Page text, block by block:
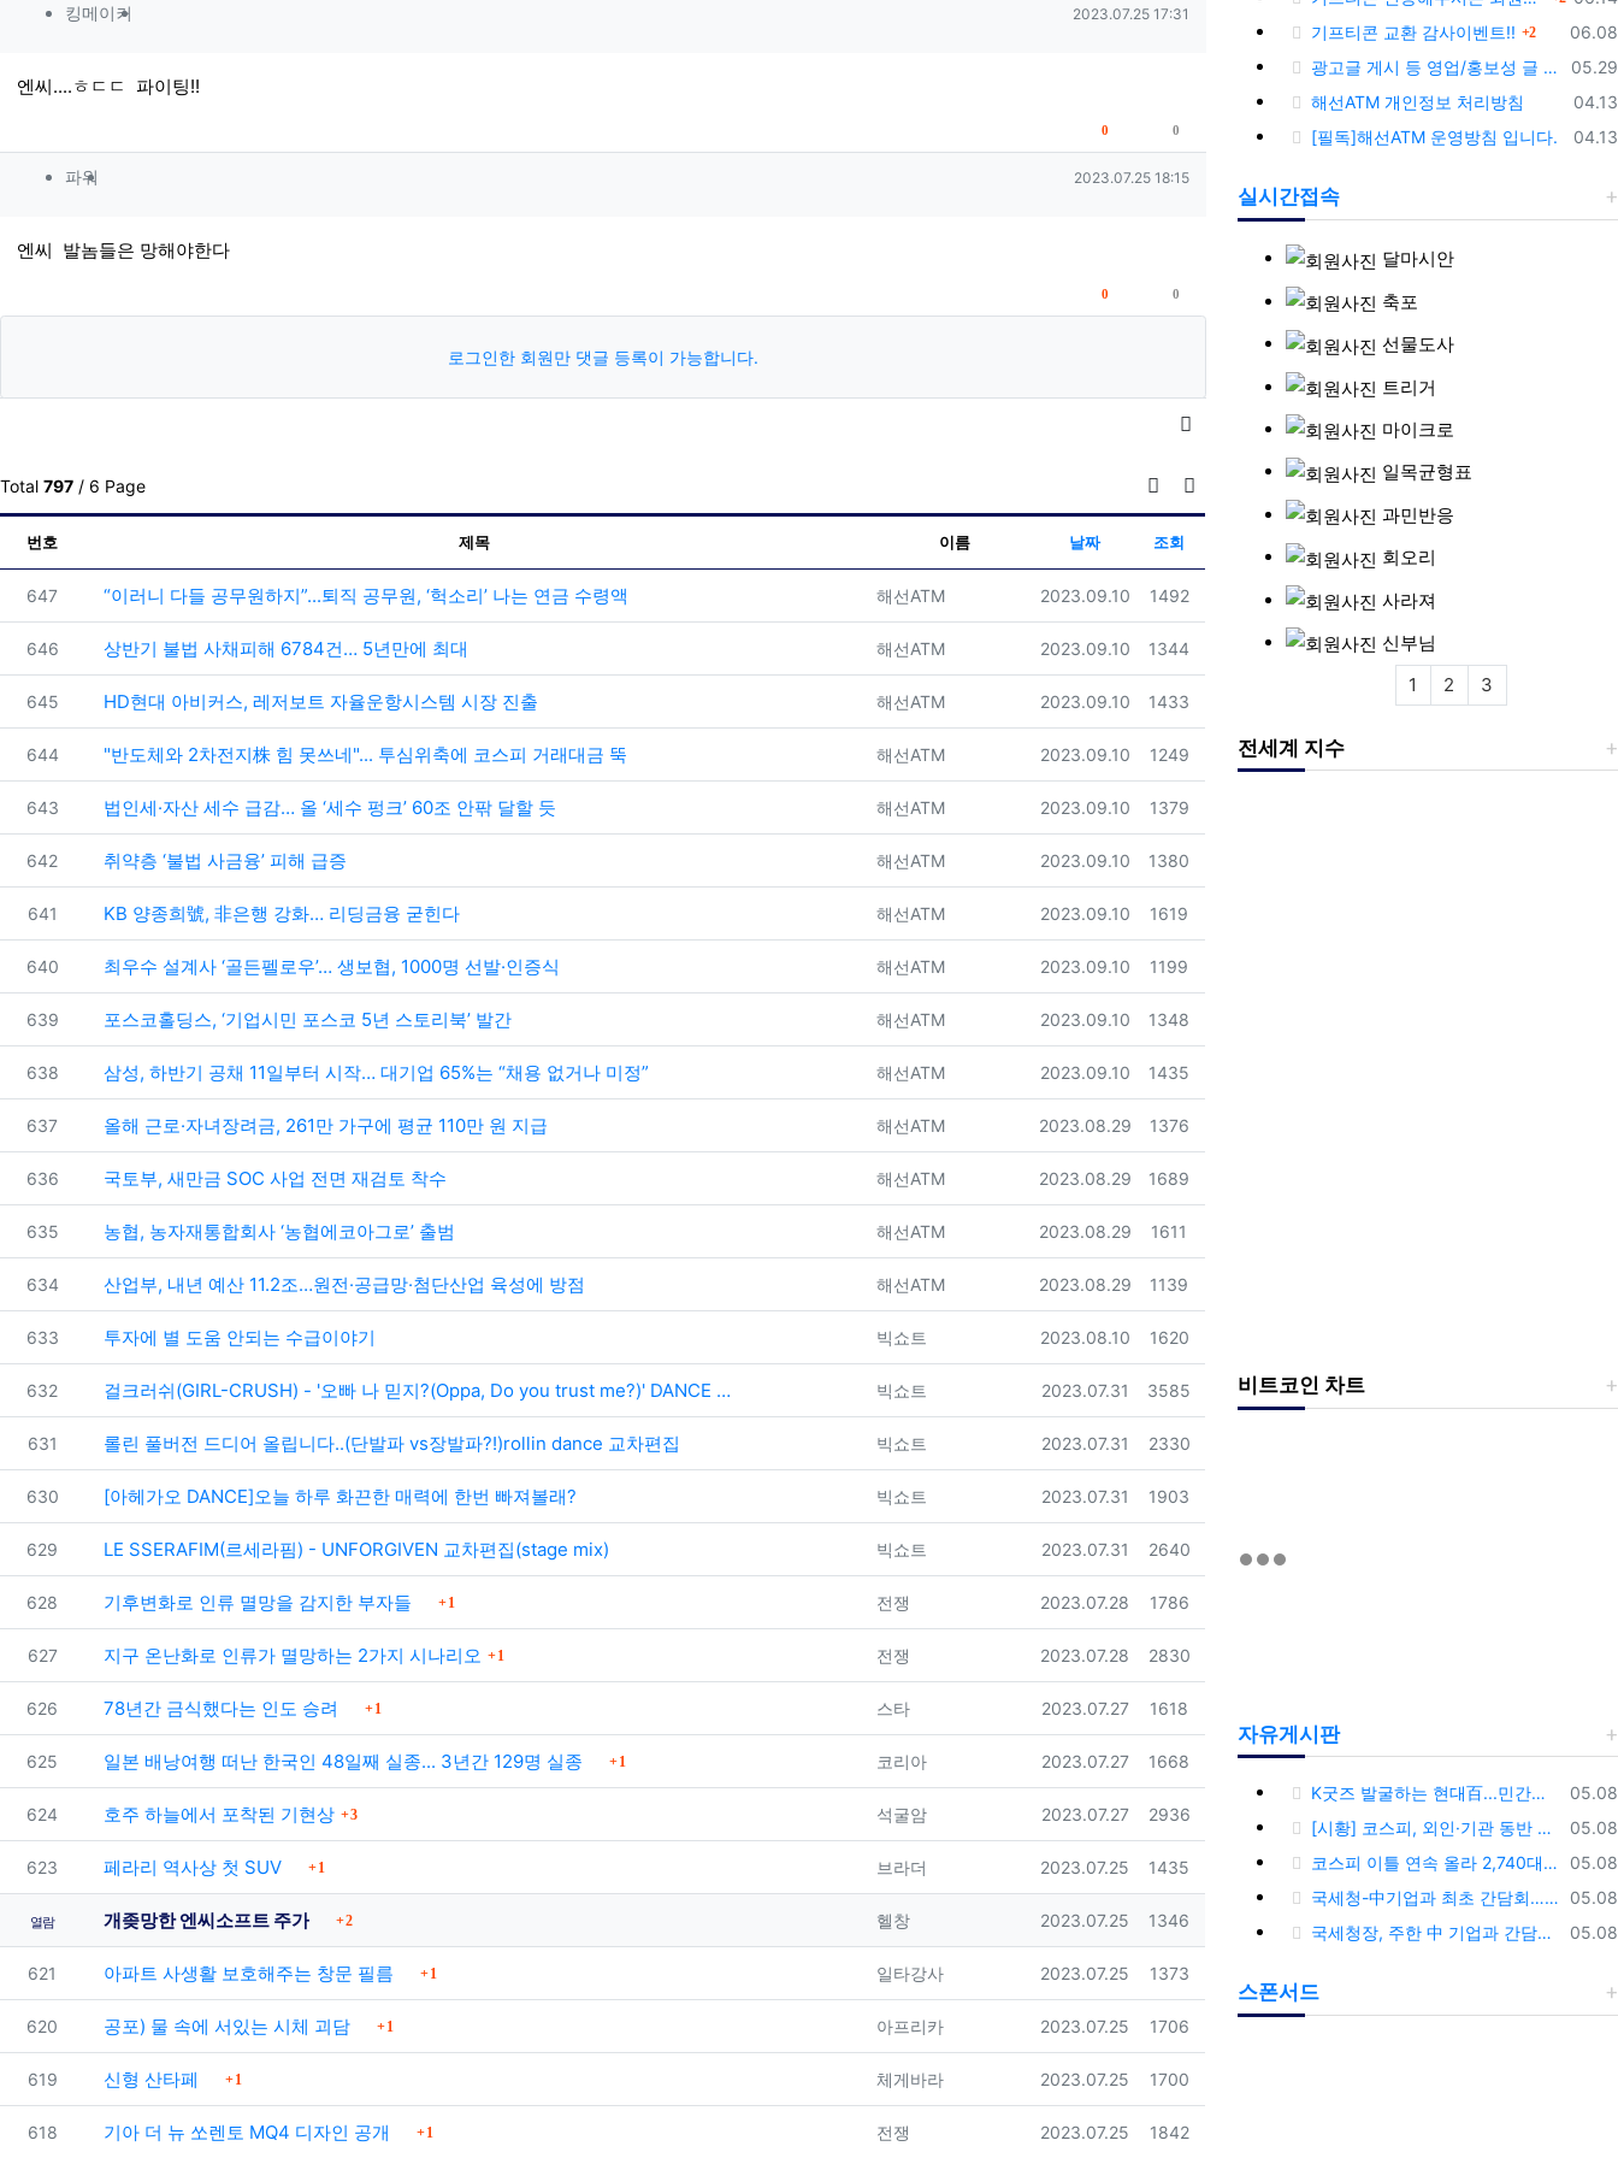
킹메이커 작성일
2023.07.25 17:31
엔씨....ㅎㄷㄷ 파이팅!!
추천
0 비추천
0
파워님의 댓글
파워 작성일
2023.07.25 18:15
엔씨 발놈들은 망해야한다
추천
0 비추천
0
로그인한 회원만 댓글 등록이 가능합니다.
Total 797 / 6 Page
게시판 검색
게시물 정렬
번호 제목 이름 날짜 조회
번호
647 “이러니 다들 공무원하지”...퇴직 공무원, ‘헉소리’ 나는 연금 수령액 등록자
해선ATM 등록일
2023.09.10 조회
1492
번호
646 상반기 불법 사채피해 6784건… 5년만에 최대 등록자
해선ATM 등록일
2023.09.10 조회
1344
번호
645 HD현대 아비커스, 레저보트 자율운항시스템 시장 진출 등록자
해선ATM 등록일
2023.09.10 조회
1433
번호
644 "반도체와 2차전지株 힘 못쓰네"... 투심위축에 코스피 거래대금 뚝 등록자
해선ATM 등록일
2023.09.10 조회
1249
번호
643 법인세·자산 세수 급감… 올 ‘세수 펑크’ 60조 안팎 달할 듯 등록자
해선ATM 등록일
2023.09.10 조회
1379
번호
642 취약층 ‘불법 사금융’ 피해 급증 등록자
해선ATM 등록일
2023.09.10 조회
1380
번호
641 KB 양종희號, 非은행 강화… 리딩금융 굳힌다 등록자
해선ATM 등록일
2023.09.10 조회
1619
번호
640 최우수 설계사 ‘골든펠로우’… 생보협, 1000명 선발·인증식 등록자
해선ATM 등록일
2023.09.10 조회
1199
번호
639 포스코홀딩스, ‘기업시민 포스코 5년 스토리북’ 발간 등록자
해선ATM 등록일
2023.09.10 조회
1348
번호
638 삼성, 하반기 공채 11일부터 시작… 대기업 65%는 “채용 없거나 미정” 등록자
해선ATM 등록일
2023.09.10 조회
1435
번호
637 올해 근로·자녀장려금, 261만 가구에 평균 110만 원 지급 등록자
해선ATM 등록일
2023.08.29 조회
1376
번호
636 국토부, 새만금 SOC 사업 전면 재검토 착수 등록자
해선ATM 등록일
2023.08.29 조회
1689
번호
635 농협, 농자재통합회사 ‘농협에코아그로’ 출범 등록자
해선ATM 등록일
2023.08.29 조회
1611
번호
634 산업부, 내년 예산 11.2조…원전·공급망·첨단산업 육성에 방점 등록자
해선ATM 등록일
2023.08.29 조회
1139
번호
633 투자에 별 도움 안되는 수급이야기 등록자
빅쇼트 등록일
2023.08.10 조회
1620
번호
632 걸크러쉬(GIRL-CRUSH) - '오빠 나 믿지?(Oppa, Do you trust me?)' DANCE … 등록자
빅쇼트 등록일
2023.07.31 조회
3585
번호
631 롤린 풀버전 드디어 올립니다..(단발파 vs장발파?!)rollin dance 교차편집 등록자
빅쇼트 등록일
2023.07.31 조회
2330
번호
630 [아헤가오 DANCE]오늘 하루 화끈한 매력에 한번 빠져볼래? 등록자
빅쇼트 등록일
2023.07.31 조회
1903
번호
629 LE SSERAFIM(르세라핌) - UNFORGIVEN 교차편집(stage mix) 등록자
빅쇼트 등록일
2023.07.31 조회
2640
번호
628 기후변화로 인류 멸망을 감지한 부자들 댓글
1 등록자
전쟁 등록일
2023.07.28 조회
1786
번호
627 지구 온난화로 인류가 멸망하는 2가지 시나리오 댓글
1 등록자
전쟁 등록일
2023.07.28 조회
2830
번호
626 78년간 금식했다는 인도 승려 댓글
1 등록자
스타 등록일
2023.07.27 조회
1618
번호
625 일본 배낭여행 떠난 한국인 48일째 실종... 3년간 129명 실종 댓글
1 등록자
코리아 등록일
2023.07.27 조회
1668
번호
624 호주 하늘에서 포착된 기현상 댓글
3 등록자
석굴암 등록일
2023.07.27 조회
2936
번호
623 페라리 역사상 첫 SUV 댓글
1 등록자
브라더 등록일
2023.07.25 조회
1435
열람 개좆망한 엔씨소프트 주가 댓글
2 등록자
헬창 등록일
2023.07.25 조회
1346
번호
621 아파트 사생활 보호해주는 창문 필름 댓글
1 등록자
일타강사 등록일
2023.07.25 조회
1373
번호
620 공포) 물 속에 서있는 시체 괴담 댓글
1 등록자
아프리카 등록일
2023.07.25 조회
1706
번호
619 신형 산타페 댓글
1 등록자
체게바라 등록일
2023.07.25 조회
1700
번호
618 기아 더 뉴 쏘렌토 MQ4 디자인 공개 댓글
1 등록자
전쟁 등록일
2023.07.25 조회
1842
등록일
06.08
기프티콘 교환 감사이벤트!! 2댓글
등록
05.29
광고글 게시 등 영업/홍보성 글 삭제 및 제제대상입니다.
등록
04.13
해선ATM 개인정보 처리방침
등록
04.13
[필독]해선ATM 운영방침 입니다.
실시간접속
달마시안
축포
선물도사
트리거
마이크로
일목균형표
과민반응
회오리
사라져
신부님
1
2 3
전세계 지수
비트코인 차트
자유게시판
등록일
05.08
K굿즈 발굴하는 현대百...민간기업 최초 ‘대한민국 관광공모전’ 후원
등록일
05.08
[시황] 코스피, 외인·기관 동반 매수에 연이틀 상승…2745.05 마감
등록일
05.08
코스피 이틀 연속 올라 2,740대 회복…코스닥은 강보합(종합)
등록일
05.08
국세청-中기업과 최초 간담회…외국기업 세제혜택 등 논의
등록일
05.08
국세청장, 주한 中 기업과 간담회…“차별없는 공정과세 약속”
스폰서드